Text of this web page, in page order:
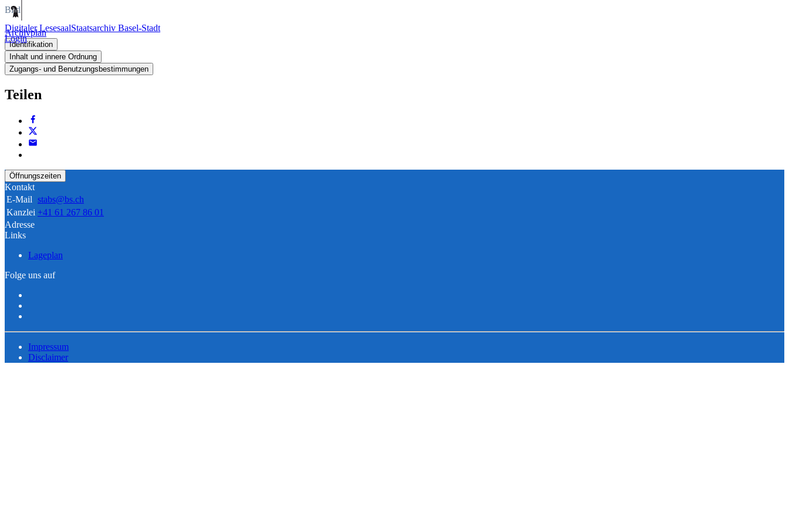
Digitaler LesesaalStaatsarchiv Basel-Stadt
Login
Bild
Archivplan
Identifikation
Inhalt und innere Ordnung
Zugangs- und Benutzungsbestimmungen
Teilen
Öffnungszeiten
Kontakt
E-Mail stabs@bs.ch
Kanzlei +41 61 267 86 01
Adresse
Links
Lageplan
Folge uns auf
Impressum
Disclaimer